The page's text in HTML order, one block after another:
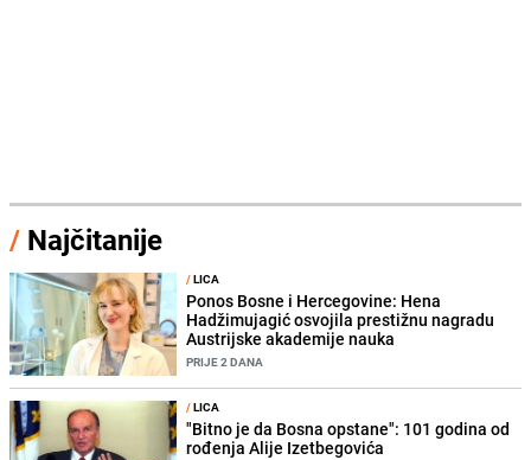
/ Najčitanije
/LICA
Ponos Bosne i Hercegovine: Hena
Hadžimujagić osvojila prestižnu nagradu
Austrijske akademije nauka
PRIJE 2 DANA
/LICA
"Bitno je da Bosna opstane": 101 godina od
rođenja Alije Izetbegovića